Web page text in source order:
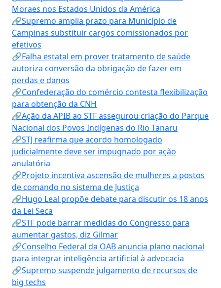
Moraes nos Estados Unidos da América
🔗Supremo amplia prazo para Município de
Campinas substituir cargos comissionados por
efetivos
🔗Falha estatal em prover tratamento de saúde
autoriza conversão da obrigação de fazer em
perdas e danos
🔗Confederação do comércio contesta flexibilização
para obtenção da CNH
🔗Ação da APIB ao STF assegurou criação do Parque
Nacional dos Povos Indígenas do Rio Tanaru
🔗STJ reafirma que acordo homologado
judicialmente deve ser impugnado por ação
anulatória
🔗Projeto incentiva ascensão de mulheres a postos
de comando no sistema de Justiça
🔗Hugo Leal propõe debate para discutir os 18 anos
da Lei Seca
🔗STF pode barrar medidas do Congresso para
aumentar gastos, diz Gilmar
🔗Conselho Federal da OAB anuncia plano nacional
para integrar inteligência artificial à advocacia
🔗Supremo suspende julgamento de recursos de
big techs